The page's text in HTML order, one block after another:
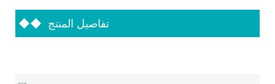
◆◆ تفاصيل المنتج